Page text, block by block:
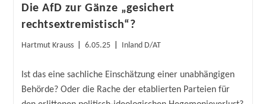
Die AfD zur Gänze „gesichert
rechtsextremistisch“?
Beitrags-
Hartmut Krauss
Beitrag
6.05.25
Beitrags-
Inland D/AT
Ist das eine sachliche Einschätzung einer unabhängigen
Behörde? Oder die Rache der etablierten Parteien für